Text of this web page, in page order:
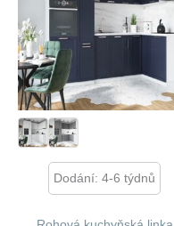
Dodání: 4-6 týdnů